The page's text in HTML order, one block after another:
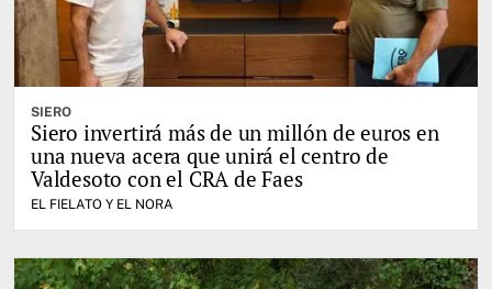
SIERO
Siero invertirá más de un millón de euros en
una nueva acera que unirá el centro de
Valdesoto con el CRA de Faes
EL FIELATO Y EL NORA